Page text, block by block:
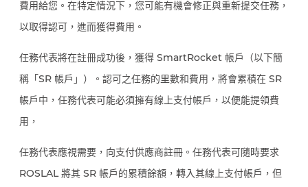
費用給您。在特定情況下，您可能有機會修正與重新提交任務，
以取得認可，進而獲得費用。
任務代表將在註冊成功後，獲得 SmartRocket 帳戶（以下簡
稱「SR 帳戶」）。認可之任務的里數和費用，將會累積在 SR
帳戶中，任務代表可能必須擁有線上支付帳戶，以便能提領費
用，
任務代表應視需要，向支付供應商註冊。任務代表可隨時要求
ROSLAL 將其 SR 帳戶的累積餘額，轉入其線上支付帳戶，但